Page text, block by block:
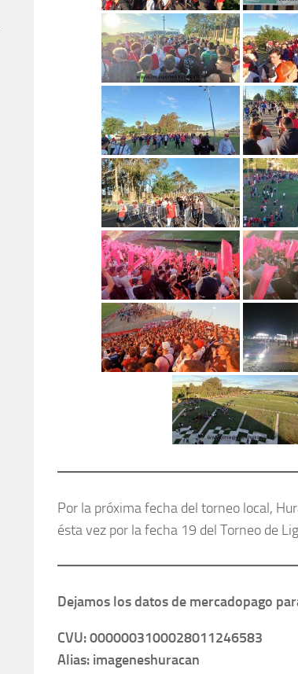
Por la próxima fecha del torneo local,
ésta vez por la fecha 19 del Torneo de
Dejamos los datos de mercadopago
CVU: 0000003100028011246583
Alias: imageneshuracan